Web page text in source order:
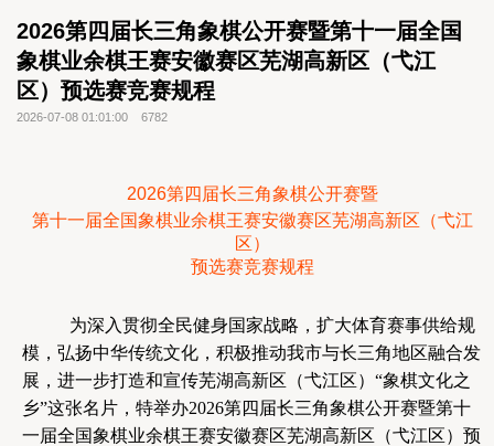
2026第四届长三角象棋公开赛暨第十一届全国
象棋业余棋王赛安徽赛区芜湖高新区（弋江
区）预选赛竞赛规程
2026-07-08 01:01:00 6782
2026第四届长三角象棋公开赛暨
第十一届全国象棋业余棋王赛安徽赛区芜湖高新区（弋江
区）
预选赛竞赛规程
为深入贯彻全民健身国家战略，扩大体育赛事供给规
模，弘扬中华传统文化，积极推动我市与长三角地区融合发
展，进一步打造和宣传芜湖高新区（弋江区）“象棋文化之
乡”这张名片，特举办2026第四届长三角象棋公开赛暨第十
一届全国象棋业余棋王赛安徽赛区芜湖高新区（弋江区）预